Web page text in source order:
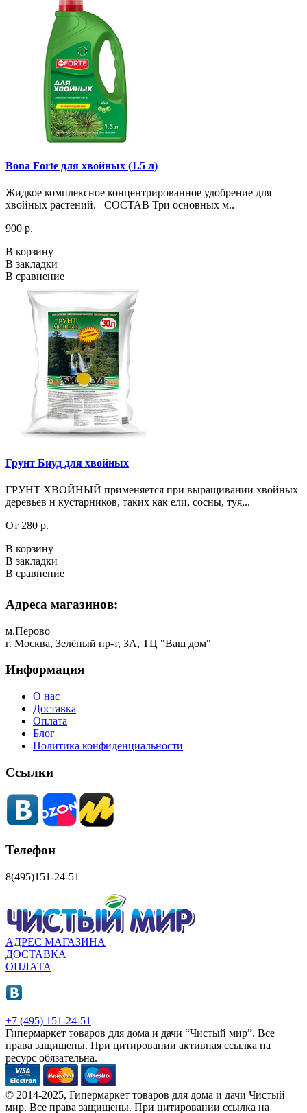
Bona Forte для хвойных (1.5 л)
Жидкое комплексное концентрированное удобрение для
хвойных растений. СОСТАВ Три основных м..
900 р.
В корзину
В закладки
В сравнение
Грунт Биуд для хвойных
ГРУНТ ХВОЙНЫЙ применяется при выращивании хвойных
деревьев н кустарников, таких как ели, сосны, туя,..
От 280 р.
В корзину
В закладки
В сравнение
Адреса магазинов:
м.Перово
г. Москва, Зелёный пр-т, 3А, ТЦ "Ваш дом"
Информация
О нас
Доставка
Оплата
Блог
Политика конфиденциальности
Ссылки
Телефон
8(495)151-24-51
АДРЕС МАГАЗИНА
ДОСТАВКА
ОПЛАТА
+7 (495) 151-24-51
Гипермаркет товаров для дома и дачи “Чистый мир”. Все
права защищены. При цитировании активная ссылка на
ресурс обязательна.
© 2014-2025, Гипермаркет товаров для дома и дачи Чистый
мир. Все права защищены. При цитировании ссылка на